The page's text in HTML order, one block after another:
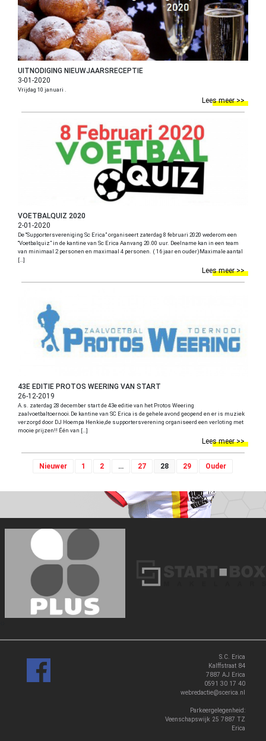
UITNODIGING NIEUWJAARSRECEPTIE
3-01-2020
Vrijdag 10 januari .
Lees meer >>
VOETBALQUIZ 2020
2-01-2020
De “Supportersvereniging Sc Erica” organiseert zaterdag 8 februari 2020 wederom een
“Voetbalquiz” in de kantine van Sc Erica Aanvang 20.00 uur. Deelname kan in een team
van minimaal 2 personen en maximaal 4 personen. ( 16 jaar en ouder)Maximale aantal
[…]
Lees meer >>
43E EDITIE PROTOS WEERING VAN START
26-12-2019
A.s. zaterdag 28 december start de 43e editie van het Protos Weering
zaalvoetbaltoernooi.De kantine van SC Erica is de gehele avond geopend en er is muziek
verzorgd door DJ Hoempa Henkie,de supportersverening organiseerd een verloting met
mooie prijzen!! Één van […]
Lees meer >>
Nieuwer 1 2 … 27 28 29 Ouder
S.C. Erica
Kalffstraat 84
7887 AJ Erica
0591 30 17 40
webredactie@scerica.nl
Parkeergelegenheid:
Veenschapswijk 25 7887 TZ
Erica